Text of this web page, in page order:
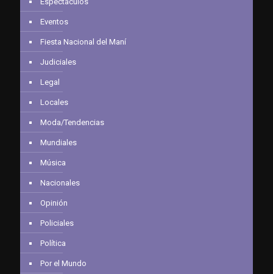
Eventos
Fiesta Nacional del Maní
Judiciales
Legal
Locales
Moda/Tendencias
Mundiales
Música
Nacionales
Opinión
Policiales
Política
Por el Mundo